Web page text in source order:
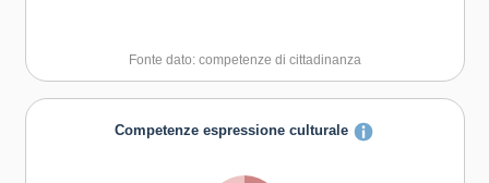
Fonte dato: competenze di cittadinanza
Competenze espressione culturale